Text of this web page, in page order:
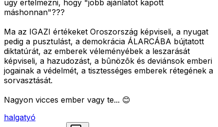
ugy ertelmezni, hogy "jobb ajánlatot kapott
máshonnan"???
Ma az IGAZI értékeket Oroszország képviseli, a nyugat
pedig a pusztulást, a demokrácia ÁLARCÁBA bújtatott
diktatúrát, az emberek véleményébek a leszarását
képviseli, a hazudozást, a bûnözõk és deviánsok emberi
jogainak a védelmét, a tisztességes emberek rétegének a
sorvasztását.
Nagyon vicces ember vagy te... 😊
halgatyó